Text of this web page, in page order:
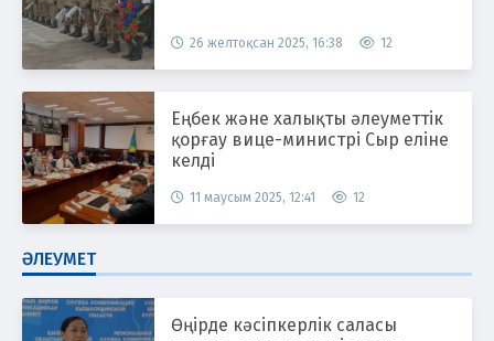
26 желтоқсан 2025, 16:38 12
Еңбек және халықты әлеуметтік
қорғау вице-министрі Сыр еліне
келді
11 маусым 2025, 12:41 12
ӘЛЕУМЕТ
Өңірде кәсіпкерлік саласы